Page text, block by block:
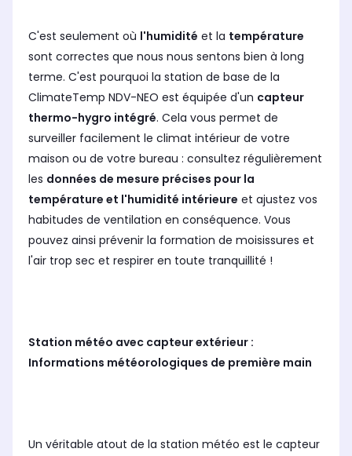
C'est seulement où l'humidité et la température
sont correctes que nous nous sentons bien à long
terme. C'est pourquoi la station de base de la
ClimateTemp NDV-NEO est équipée d'un capteur
thermo-hygro intégré. Cela vous permet de
surveiller facilement le climat intérieur de votre
maison ou de votre bureau : consultez régulièrement
les données de mesure précises pour la
température et l'humidité intérieure et ajustez vos
habitudes de ventilation en conséquence. Vous
pouvez ainsi prévenir la formation de moisissures et
l'air trop sec et respirer en toute tranquillité !
Station météo avec capteur extérieur :
Informations météorologiques de première main
Un véritable atout de la station météo est le capteur